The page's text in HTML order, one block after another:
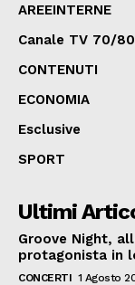
AREEINTERNE
Canale TV 70/
CONTENUTI
ECONOMIA
Esclusive
SPORT
Ultimi
Groove Night,
protagonista in
CONCERTI 1 Agosto